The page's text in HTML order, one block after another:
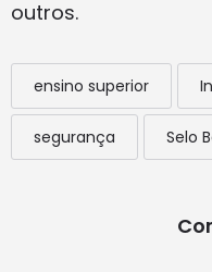
outros.
ensino superior
segurança Selo